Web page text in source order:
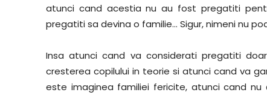
atunci cand acestia nu au fost pregatiti
pregatiti sa devina o familie… Sigur, nimeni nu
Insa atunci cand va considerati pregatiti
cresterea copilului in teorie si atunci cand va
este imaginea familiei fericite, atunci cand